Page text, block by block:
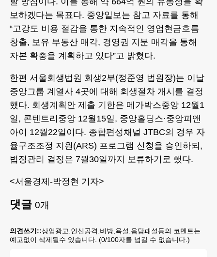
보하겠다는 목표다. 중앙일보는 참고 자료를 통해
“고강도 비용 절감을 통한 지속적인 영업현금흐름
창출, 보유 부동산 매각, 경영권 지분 매각을 통해
자본 확충을 계획하고 있다”고 밝혔다.
한편 서울회생법원 회생2부(정준영 법원장)는 이날
중앙그룹 계열사 4곳에 대해 회생절차 개시를 결정
했다. 회생계획안 제출 기한은 메가박스중앙 12월1
일, 콘텐트리중앙 12월15일, 중앙홀딩스·중앙피앤
아이 12월22일이다. 종합편성채널 JTBC의 경우 자
율구조조정 지원(ARS) 프로그램 신청을 승인하되,
법정관리 결정은 7월30일까지 보류하기로 했다.
<서울경제-박정현 기자>
댓글 0개
의견쓰기::상업광고,인신공격,비방,욕설,음담패설등의 코멘트는
예고없이 삭제될수 있습니다. (0/100자를 넘길 수 없습니다.)